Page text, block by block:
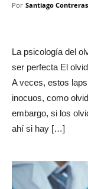
Por Santiago Contreras
La psicología del
ser perfecta El
A veces, estos
inocuos, como
embargo, si los
ahí si hay […]